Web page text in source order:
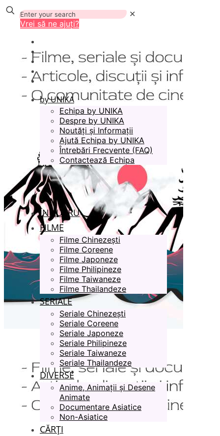
✕
Vrei să ne ajuți?
by UNIKA
Echipa by UNIKA
Despre by UNIKA
Noutăți și Informații
Ajută Echipa by UNIKA
Întrebări Frecvente (FAQ)
Contactează Echipa
ÎN LUCRU
FILME
Filme Chinezești
Filme Coreene
Filme Japoneze
Filme Philipineze
Filme Taiwaneze
Filme Thailandeze
SERIALE
Seriale Chinezești
Seriale Coreene
Seriale Japoneze
Seriale Philipineze
Seriale Taiwaneze
Seriale Thailandeze
DIVERSE
Anime, Animații și Desene
Animate
Documentare Asiatice
Non-Asiatice
CĂRȚI